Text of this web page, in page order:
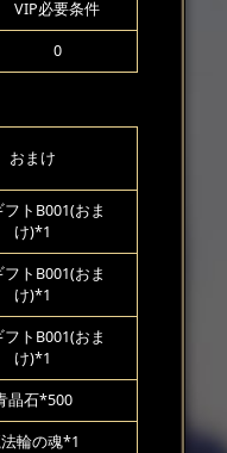
VIP必要条件
0
おまけ
トB001(おま
け)*1
トB001(おま
け)*1
トB001(おま
け)*1
晶石*500
輪の魂*1